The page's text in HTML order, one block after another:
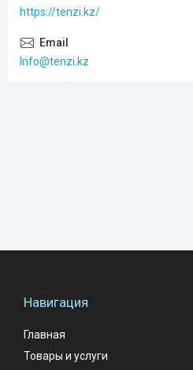
https://tenzi.kz/
Info@tenzi.kz
Навигация
Главная
Товары и услуги